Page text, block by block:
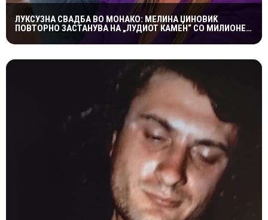
ЛУКСУЗНА СВАДБА ВО МОНАКО: МЕЛИНА ЏИНОВИЌ
ПОВТОРНО ЗАСТАНУВА НА „ЛУДИОТ КАМЕН“ СО МИЛИОНЕР